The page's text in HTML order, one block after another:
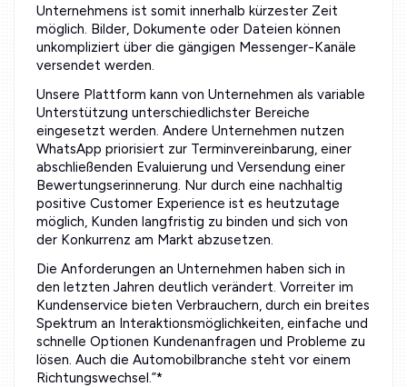
Unternehmens ist somit innerhalb kürzester Zeit
möglich. Bilder, Dokumente oder Dateien können
unkompliziert über die gängigen Messenger-Kanäle
versendet werden.
Unsere Plattform kann von Unternehmen als variable
Unterstützung unterschiedlichster Bereiche
eingesetzt werden. Andere Unternehmen nutzen
WhatsApp priorisiert zur Terminvereinbarung, einer
abschließenden Evaluierung und Versendung einer
Bewertungserinnerung. Nur durch eine nachhaltig
positive Customer Experience ist es heutzutage
möglich, Kunden langfristig zu binden und sich von
der Konkurrenz am Markt abzusetzen.
Die Anforderungen an Unternehmen haben sich in
den letzten Jahren deutlich verändert. Vorreiter im
Kundenservice bieten Verbrauchern, durch ein breites
Spektrum an Interaktionsmöglichkeiten, einfache und
schnelle Optionen Kundenanfragen und Probleme zu
lösen. Auch die Automobilbranche steht vor einem
Richtungswechsel.”*